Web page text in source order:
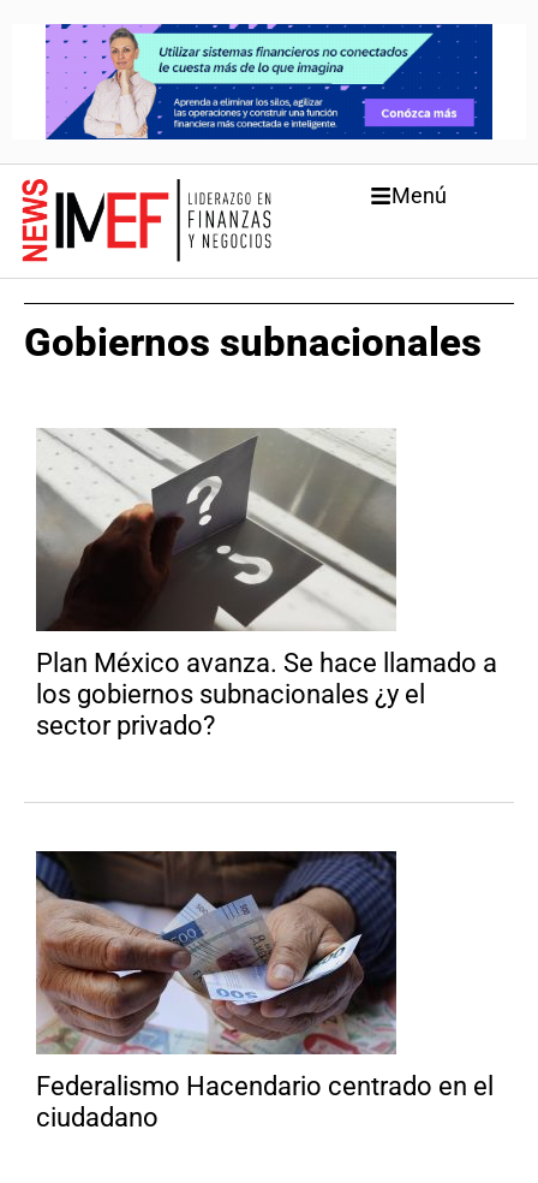
Menú
Gobiernos subnacionales
Plan México avanza. Se hace llamado a
los gobiernos subnacionales ¿y el
sector privado?
Federalismo Hacendario centrado en el
ciudadano